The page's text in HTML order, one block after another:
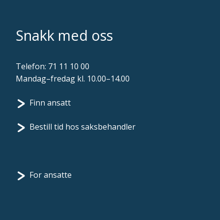
Snakk med oss
Telefon: 71 11 10 00
Mandag–fredag kl. 10.00–14.00
Finn ansatt
Bestill tid hos saksbehandler
For ansatte